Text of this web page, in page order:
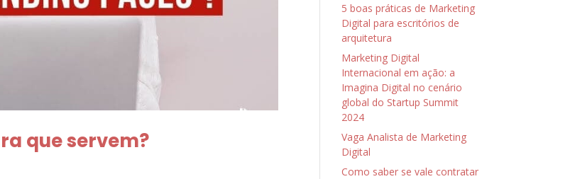
que servem?
5 boas práticas de Marketing
Digital para escritórios de
arquitetura
Marketing Digital
Internacional em ação: a
Imagina Digital no cenário
global do Startup Summit
2024
Vaga Analista de Marketing
Digital
Como saber se vale contratar